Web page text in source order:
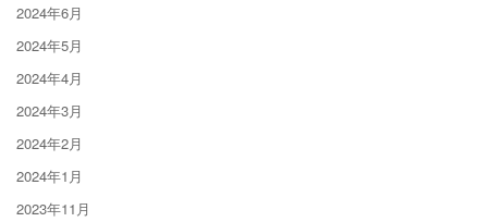
2024年6月
2024年5月
2024年4月
2024年3月
2024年2月
2024年1月
2023年11月